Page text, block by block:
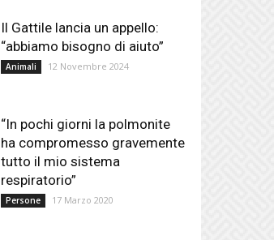
Il Gattile lancia un appello:
“abbiamo bisogno di aiuto”
Animali 12 Novembre 2024
“In pochi giorni la polmonite
ha compromesso gravemente
tutto il mio sistema
respiratorio”
Persone 17 Marzo 2020